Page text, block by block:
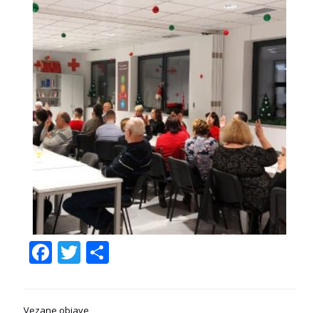
Facebook
Twitter
Share
Vezane objave